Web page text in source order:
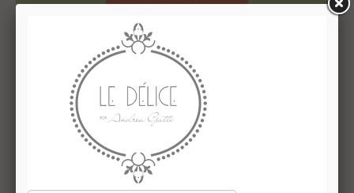
Institucional
Quem Somos
Le Délice Atelier
Lista de comparação